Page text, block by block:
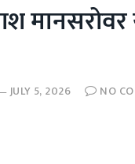
JULY 5, 2026 NO